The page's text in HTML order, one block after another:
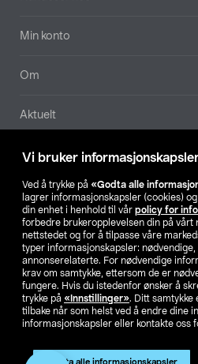
Vi bruker
Ved å trykke på «Godta alle
lagrer informasjonskapsler (cookies)
din enhet i henhold til vår policy for
forbedre brukeropplevelsen din på vårt
nettstedet og for å tilpasse våre
typer informasjonskapsler:
annonserelaterte. For nødvendige
krav om samtykke, ettersom de er
fungere. Hvis du istedenfor ønsker å
trykke på «Innstillinger». Ditt samtykke
tilbake når som helst ved å endre dine
informasjonskapsler eller kontakte oss
Godta alle informasjonskapsler
Min konto
Om
Aktuelt
Våre selskaper
Finn din
SE NO
Endre til priser